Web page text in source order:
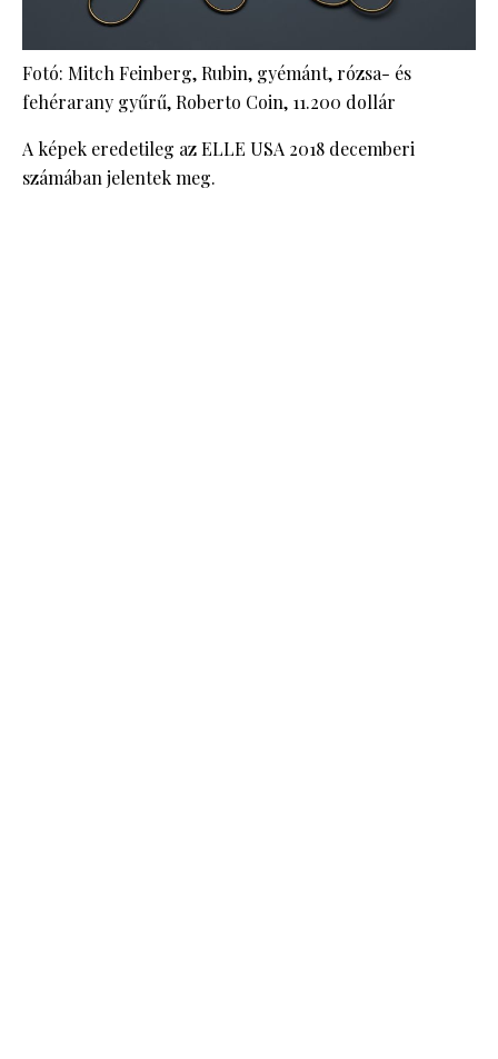
Fotó: Mitch Feinberg, Rubin, gyémánt, rózsa- és
fehérarany gyűrű, Roberto Coin, 11.200 dollár
A képek eredetileg az ELLE USA 2018 decemberi
számában jelentek meg.